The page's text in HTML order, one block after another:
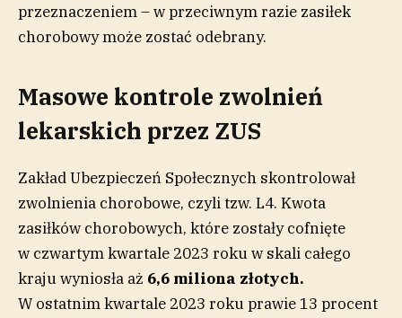
przeznaczeniem – w przeciwnym razie zasiłek
chorobowy może zostać odebrany.
Masowe kontrole zwolnień
lekarskich przez ZUS
Zakład Ubezpieczeń Społecznych skontrolował
zwolnienia chorobowe, czyli tzw. L4. Kwota
zasiłków chorobowych, które zostały cofnięte
w czwartym kwartale 2023 roku w skali całego
kraju wyniosła aż 6,6 miliona złotych.
W ostatnim kwartale 2023 roku prawie 13 procent